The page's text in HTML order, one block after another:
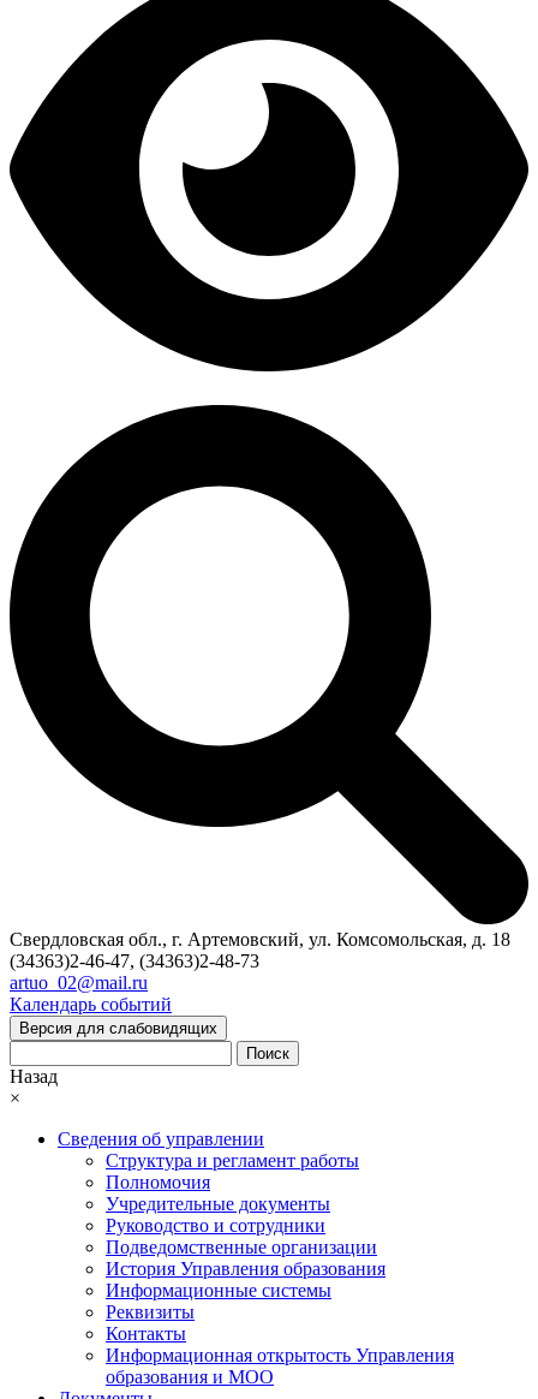
Свердловская обл., г. Артемовский, ул. Комсомольская, д. 18
(34363)2-46-47, (34363)2-48-73
artuo_02@mail.ru
Календарь событий
Версия для слабовидящих
Поиск
Назад
×
Сведения об управлении
Структура и регламент работы
Полномочия
Учредительные документы
Руководство и сотрудники
Подведомственные организации
История Управления образования
Информационные системы
Реквизиты
Контакты
Информационная открытость Управления
образования и МОО